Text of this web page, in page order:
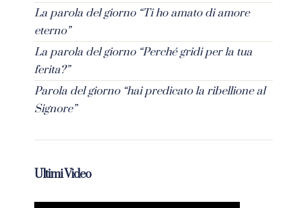
La parola del giorno “Ti ho amato di amore
eterno”
La parola del giorno “Perché gridi per la tua
ferita?”
Parola del giorno “hai predicato la ribellione al
Signore”
Ultimi Video